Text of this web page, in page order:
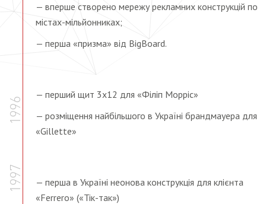
— вперше створено мережу рекламних конструкцій по
містах-мільйонниках;
— перша «призма» від BigBoard.
1996
— перший щит 3х12 для «Філіп Морріс»
— розміщення найбільшого в Україні брандмауера для
«Gillette»
1997
— перша в Україні неонова конструкція для клієнта
«Ferrero» («Тік-так»)